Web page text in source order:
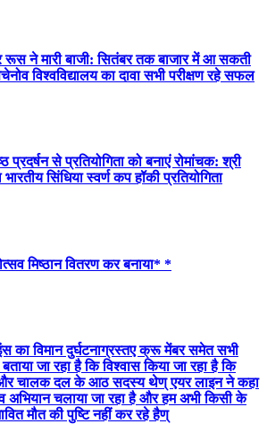
रूस ने मारी बाजी: सितंबर तक बाजार में आ सकती
विश्वविद्यालय का दावा सभी परीक्षण रहे सफल
प्रदर्षन से प्रतियोगिता को बनाएं रोमांचक: श्री
सिंधिया स्वर्ण कप हॉकी प्रतियोगिता
मिष्ठान वितरण कर बनाया* *
का विमान दुर्घटनाग्रस्तए क्रू मेंबर समेत सभी
जा रहा है कि विश्वास किया जा रहा है कि
और चालक दल के आठ सदस्य थेण् एयर लाइन ने कहा
अभियान चलाया जा रहा है और हम अभी किसी के
मौत की पुष्टि नहीं कर रहे हैण्